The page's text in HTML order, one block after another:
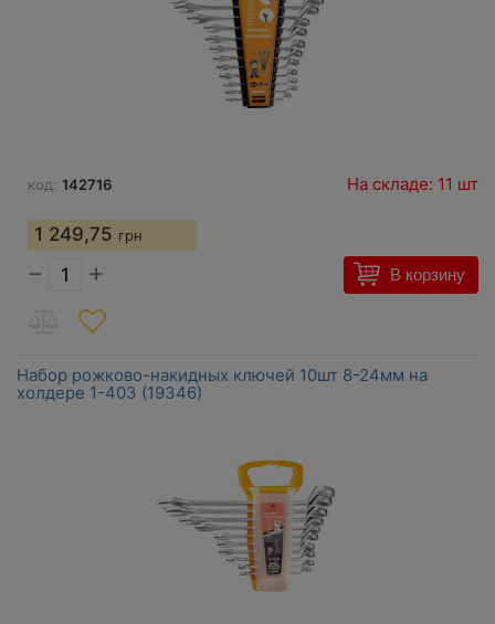
код: 142716 На складе: 11 шт
1 249,75 грн
− + В корзину
Набор рожково-накидных ключей 10шт 8-24мм на
холдере 1-403 (19346)